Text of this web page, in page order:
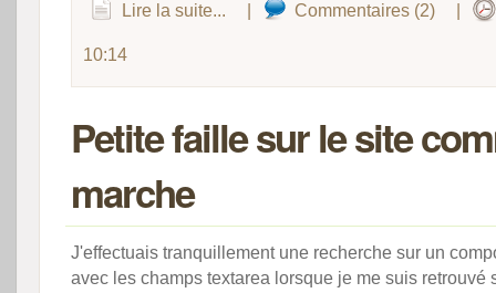
Lire la suite... Commentaires (2)
10:14
Petite faille sur le site
marche
J'effectuais tranquillement une recherche sur un
avec les champs textarea lorsque je me suis retrouvé